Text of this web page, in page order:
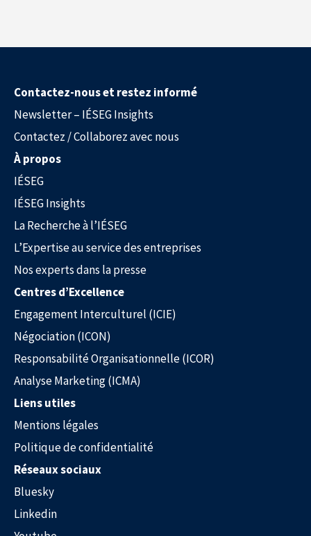
L’Expertise au service des entreprises
Nos experts dans la presse
Contactez-nous et restez informé
Newsletter – IÉSEG Insights
Contactez / Collaborez avec nous
À propos
IÉSEG
IÉSEG Insights
La Recherche à l’IÉSEG
L’Expertise au service des entreprises
Nos experts dans la presse
Centres d’Excellence
Engagement Interculturel (ICIE)
Négociation (ICON)
Responsabilité Organisationnelle (ICOR)
Analyse Marketing (ICMA)
Liens utiles
Mentions légales
Politique de confidentialité
Réseaux sociaux
Bluesky
Linkedin